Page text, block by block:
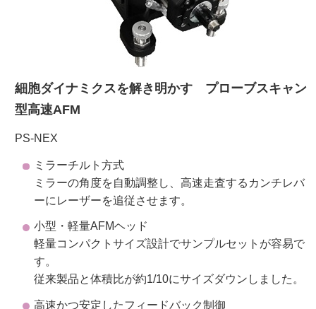
細胞ダイナミクスを解き明かす プローブスキャン
型高速AFM
PS-NEX
ミラーチルト方式
ミラーの角度を自動調整し、高速走査するカンチレバ
ーにレーザーを追従させます。
小型・軽量AFMヘッド
軽量コンパクトサイズ設計でサンプルセットが容易で
す。
従来製品と体積比が約1/10にサイズダウンしました。
高速かつ安定したフィードバック制御
ワケンG オンラインショップ
和研薬 ホームページ